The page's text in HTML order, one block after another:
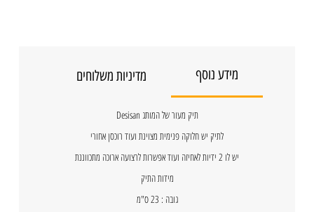
מידע נוסף מדיניות משלוחים
תיק מעור של המותג Desisan
לתיק יש חלוקה פנימית מצוינת ועוד רוכסן אחורי
יש לו 2 ידיות לאחיזה ועוד אפשרות לרצועה ארוכה מתכווננת
מידות התיק
גובה : 23 ס"מ